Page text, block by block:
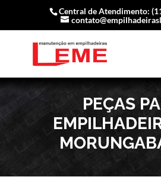
Central de Atendimento:
PEÇAS